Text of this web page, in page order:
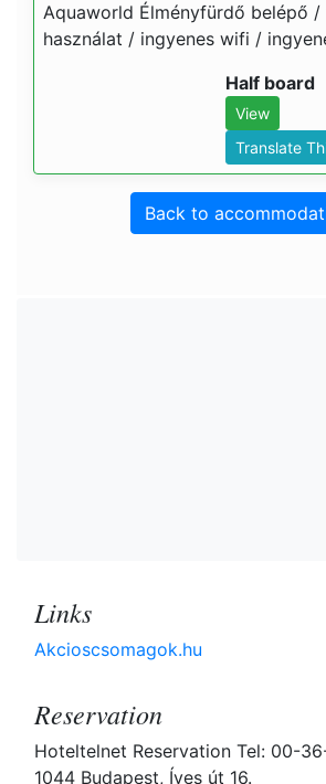
Aquaworld Élményfürdő belépő /
használat / ingyenes wifi /
Half board
View
Translate
Back to
Links
Akcioscsomagok.hu
Reservation
Hoteltelnet Reservation Tel: 00-
1044 Budapest, Íves út 16.